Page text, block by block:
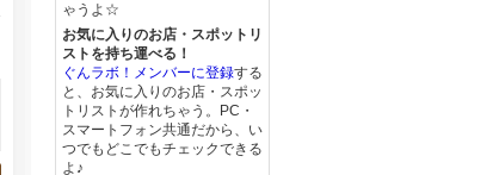
ゃうよ☆
お気に入りのお店・スポットリ
ストを持ち運べる！
ぐんラボ！メンバーに登録する
と、お気に入りのお店・スポッ
トリストが作れちゃう。PC・
スマートフォン共通だから、い
つでもどこでもチェックできる
よ♪